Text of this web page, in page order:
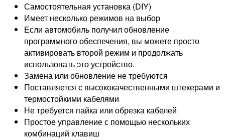
Самостоятельная установка (DIY)
Имеет несколько режимов на выбор
Если автомобиль получил обновление
программного обеспечения, вы можете просто
активировать второй режим и продолжать
использовать это устройство.
Замена или обновление не требуются
Поставляется с высококачественными штекерами и
термостойкими кабелями
Не требуется пайка или обрезка кабелей
Простое управление с помощью нескольких
комбинаций клавиш